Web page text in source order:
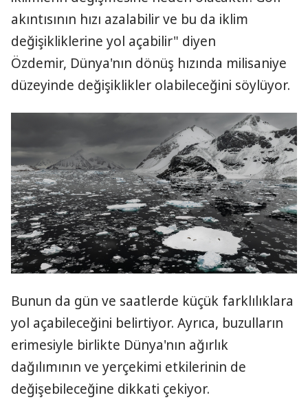
akıntısının hızı azalabilir ve bu da iklim
değişikliklerine yol açabilir" diyen
Özdemir, Dünya'nın dönüş hızında milisaniye
düzeyinde değişiklikler olabileceğini söylüyor.
Bunun da gün ve saatlerde küçük farklılıklara
yol açabileceğini belirtiyor. Ayrıca, buzulların
erimesiyle birlikte Dünya'nın ağırlık
dağılımının ve yerçekimi etkilerinin de
değişebileceğine dikkati çekiyor.